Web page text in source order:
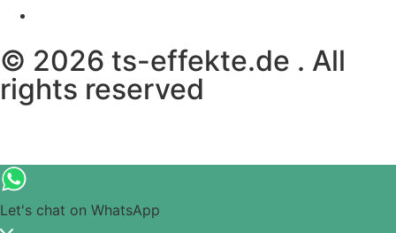
© 2026 ts-effekte.de . All
rights reserved
Let's chat on WhatsApp